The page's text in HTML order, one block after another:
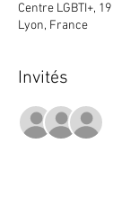
Centre LGBTI+,
Lyon, France
Invités